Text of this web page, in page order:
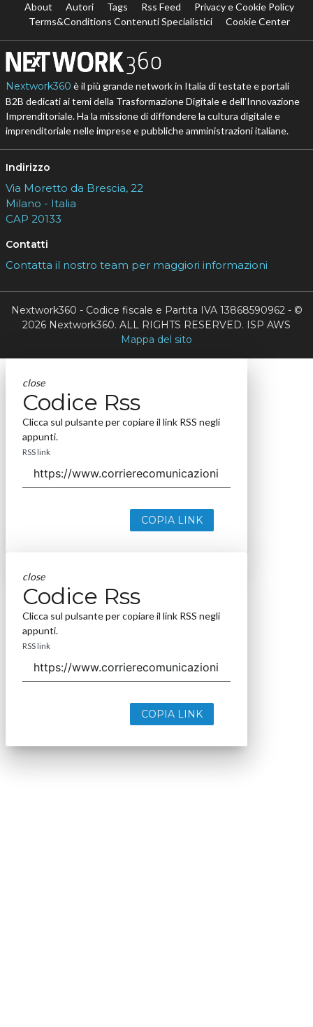
About Autori Tags Rss Feed
Privacy e Cookie Policy
Terms&Conditions Contenuti Specialistici
Cookie Center
Nextwork360 è il più grande network in Italia di testate e portali
B2B dedicati ai temi della Trasformazione Digitale e dell’Innovazione
Imprenditoriale. Ha la missione di diffondere la cultura digitale e
imprenditoriale nelle imprese e pubbliche amministrazioni italiane.
Indirizzo
Via Moretto da Brescia, 22
Milano - Italia
CAP 20133
Contatti
Contatta il nostro team per maggiori informazioni
Nextwork360 - Codice fiscale e Partita IVA 13868590962 - ©
2026 Nextwork360. ALL RIGHTS RESERVED. ISP AWS
Mappa del sito
close
Codice Rss
Clicca sul pulsante per copiare il link RSS negli
appunti.
RSS link
COPIA LINK
close
Codice Rss
Clicca sul pulsante per copiare il link RSS negli
appunti.
RSS link
COPIA LINK